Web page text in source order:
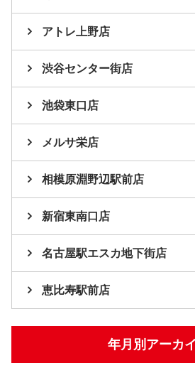
アトレ上野店
渋谷センター街店
池袋東口店
メルサ栄店
相模原淵野辺駅前店
新宿東南口店
名古屋駅エスカ地下街店
恵比寿駅前店
年月別アーカ